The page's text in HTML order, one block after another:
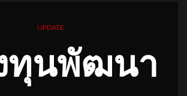
UPDATE
ทุนพัฒนา